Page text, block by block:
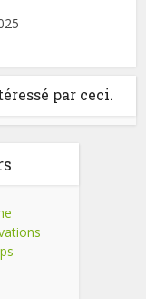
par ceci.